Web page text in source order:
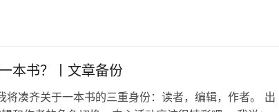
本书？丨文章备份
将凑齐关于一本书的三重身份：读者，编辑，作者。 出